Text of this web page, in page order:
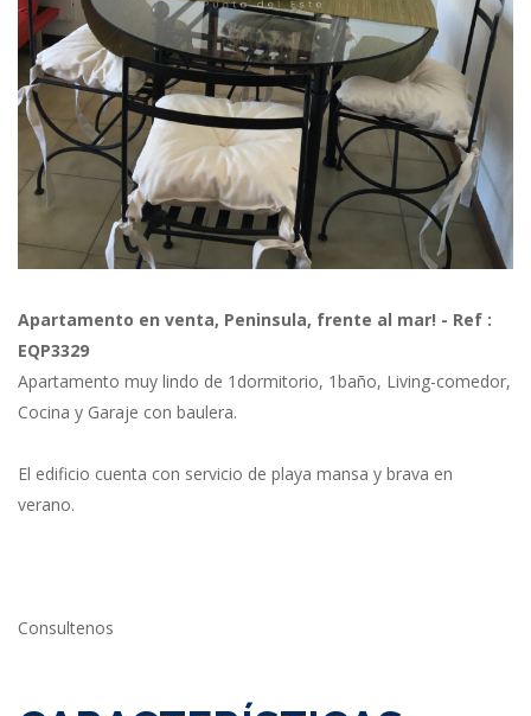
Apartamento en venta, Peninsula, frente al mar! - Ref :
EQP3329
Apartamento muy lindo de 1dormitorio, 1baño, Living-comedor,
Cocina y Garaje con baulera.
El edificio cuenta con servicio de playa mansa y brava en
verano.
Consultenos